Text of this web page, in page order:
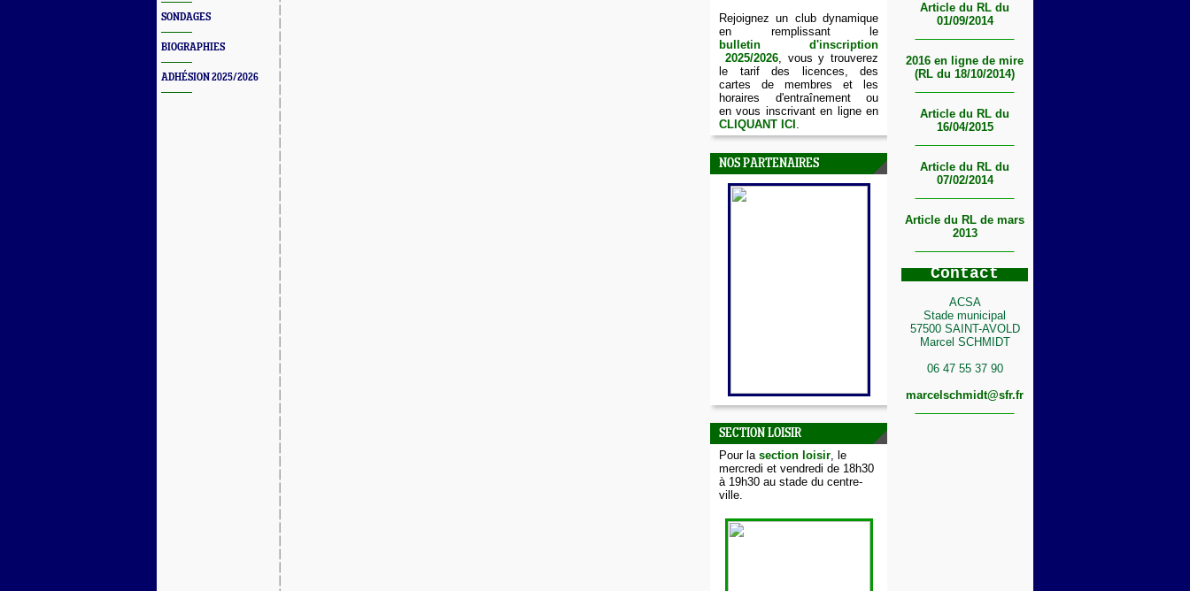
SONDAGES
BIOGRAPHIES
ADHÉSION 2025/2026
Rejoignez un club dynamique
en remplissant le
bulletin d'inscription
2025/2026, vous y trouverez
le tarif des licences, des
cartes de membres et les
horaires d'entraînement ou
en vous inscrivant en ligne en
CLIQUANT ICI .
NOS PARTENAIRES
SECTION LOISIR
Pour la section loisir, le
mercredi et vendredi de 18h30
à 19h30 au stade du centre-
ville.
Article du RL du
01/09/2014
2016 en ligne de mire
(RL du 18/10/2014)
Article du RL du
16/04/2015
Article du RL du
07/02/2014
Article du RL de mars
2013
Contact
ACSA
Stade municipal
57500 SAINT-AVOLD
Marcel SCHMIDT
06 47 55 37 90
marcelschmidt@sfr.fr